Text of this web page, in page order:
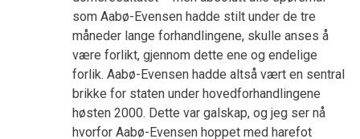
som Aabø-Evensen hadde stilt under de tre
måneder lange forhandlingene, skulle anses å
være forlikt, gjennom dette ene og endelige
forlik. Aabø-Evensen hadde altså vært en sentral
brikke for staten under hovedforhandlingene
høsten 2000. Dette var galskap, og jeg ser nå
hvorfor Aabø-Evensen hoppet med harefot